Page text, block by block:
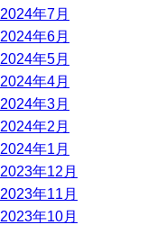
2024年7月
2024年6月
2024年5月
2024年4月
2024年3月
2024年2月
2024年1月
2023年12月
2023年11月
2023年10月